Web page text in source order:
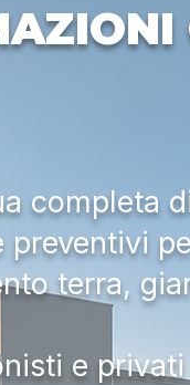
completa
terra,
e